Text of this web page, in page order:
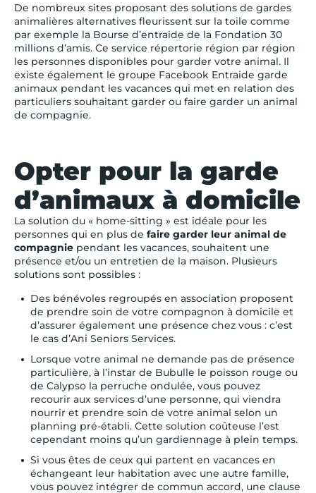
De nombreux sites proposant des solutions de gardes
animalières alternatives fleurissent sur la toile comme
par exemple la Bourse d’entraide de la Fondation 30
millions d’amis. Ce service répertorie région par région
les personnes disponibles pour garder votre animal. Il
existe également le groupe Facebook Entraide garde
animaux pendant les vacances qui met en relation des
particuliers souhaitant garder ou faire garder un animal
de compagnie.
Opter pour la garde
d’animaux à domicile
La solution du « home-sitting » est idéale pour les
personnes qui en plus de faire garder leur animal de
compagnie pendant les vacances, souhaitent une
présence et/ou un entretien de la maison. Plusieurs
solutions sont possibles :
Des bénévoles regroupés en association proposent
de prendre soin de votre compagnon à domicile et
d’assurer également une présence chez vous : c’est
le cas d’Ani Seniors Services.
Lorsque votre animal ne demande pas de présence
particulière, à l’instar de Bubulle le poisson rouge ou
de Calypso la perruche ondulée, vous pouvez
recourir aux services d’une personne, qui viendra
nourrir et prendre soin de votre animal selon un
planning pré-établi. Cette solution coûteuse l’est
cependant moins qu’un gardiennage à plein temps.
Si vous êtes de ceux qui partent en vacances en
échangeant leur habitation avec une autre famille,
vous pouvez intégrer de commun accord, une clause